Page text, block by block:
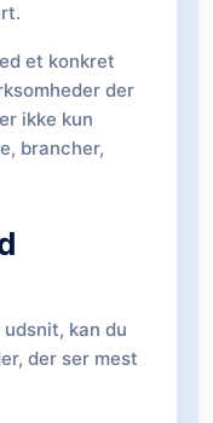
et konkret
der
ikke kun
brancher,
kan du
der ser mest